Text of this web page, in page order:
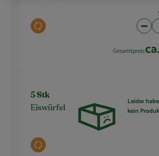
Auswahl ändern
Gesamtpreis:
5 Stk
Eiswürfel
Auswahl ändern
Leider
kein